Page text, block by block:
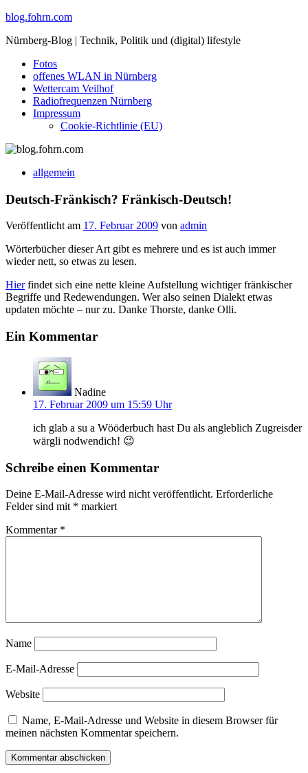
Skip
content
blog.fohrn.com
Nürnberg-Blog | Technik, Politik und (digital) lifestyle
Fotos
offenes WLAN in Nürnberg
Wettercam Veilhof
Radiofrequenzen Nürnberg
Impressum
Cookie-Richtlinie (EU)
allgemein
Deutsch-Fränkisch? Fränkisch-Deutsch!
Veröffentlicht am 17. Februar 2009 von admin
Wörterbücher dieser Art gibt es mehrere und es ist auch immer
wieder nett, so etwas zu lesen.
Hierfindet sich eine nette kleine Aufstellung wichtiger fränkischer
Begriffe und Redewendungen. Wer also seinen Dialekt etwas
updaten möchte – nur zu. Danke Thorste, danke Olli.
Ein Kommentar
Nadine
17. Februar 2009 um 15:59 Uhr
ich glab a su a Wööderbuch hast Du als angleblich Zugreisder
wärgli nodwendich! 😉
Schreibe einen Kommentar
Deine E-Mail-Adresse wird nicht veröffentlicht. Erforderliche
Felder sind mit * markiert
Kommentar *
Name
E-Mail-Adresse
Website
Name, E-Mail-Adresse und Website in diesem Browser für
meinen nächsten Kommentar speichern.